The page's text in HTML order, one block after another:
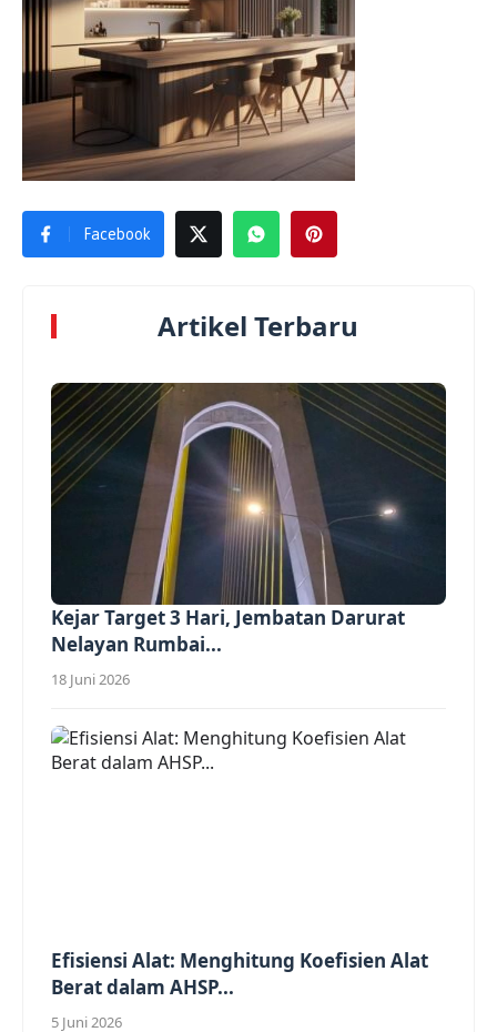
Facebook
Artikel Terbaru
Kejar Target 3 Hari, Jembatan Darurat
Nelayan Rumbai...
18 Juni 2026
Efisiensi Alat: Menghitung Koefisien Alat
Berat dalam AHSP...
5 Juni 2026